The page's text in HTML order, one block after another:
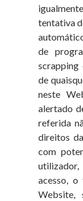
tentativa
de
scrapping
de
neste
alertado
referida
direitos
com
acesso, o
Website,